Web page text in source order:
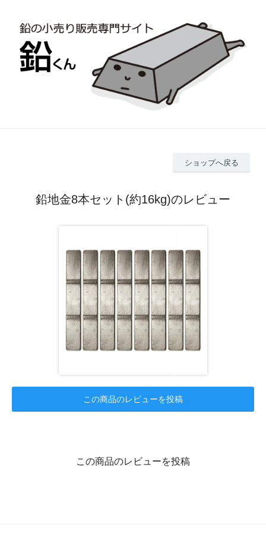
ショップへ戻る
鉛地金8本セット(約16kg)のレビュー
この商品のレビューを投稿
この商品のレビューを投稿